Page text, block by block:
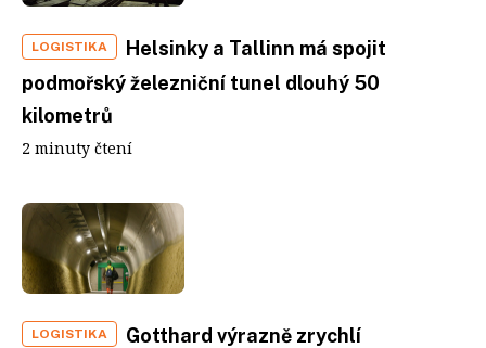
LOGISTIKA
Helsinky a Tallinn má spojit
podmořský železniční tunel dlouhý 50
kilometrů
2 minuty čtení
LOGISTIKA
Gotthard výrazně zrychlí